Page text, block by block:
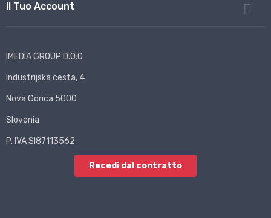
Il Tuo Account 
IMEDIA GROUP D.O.O
Industrijska cesta, 4
Nova Gorica 5000
Slovenia
P. IVA SI87113562
Recedi dal contratto